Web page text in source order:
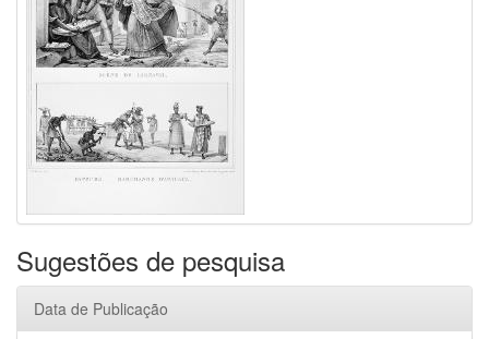
Sugestões de pesquisa
Data de Publicação